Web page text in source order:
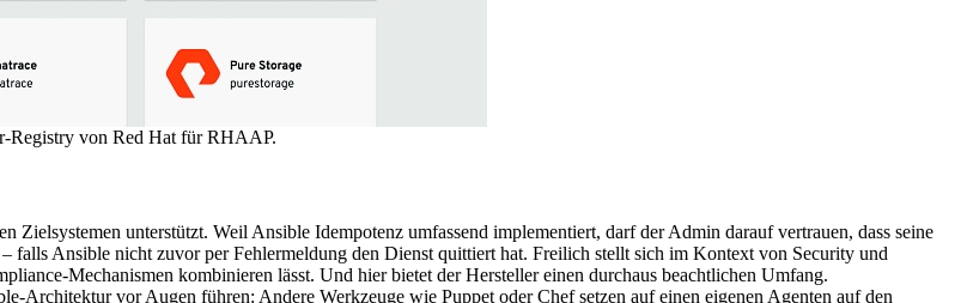
Registry von Red Hat für RHAAP.
unterstützt. Weil Ansible Idempotenz umfassend implementiert, darf der Admin darauf vertrauen, dass seine
falls Ansible nicht zuvor per Fehlermeldung den Dienst quittiert hat. Freilich stellt sich im Kontext von Security und
Mechanismen kombinieren lässt. Und hier bietet der Hersteller einen durchaus beachtlichen Umfang.
Architektur vor Augen führen: Andere Werkzeuge wie Puppet oder Chef setzen auf einen eigenen Agenten auf den